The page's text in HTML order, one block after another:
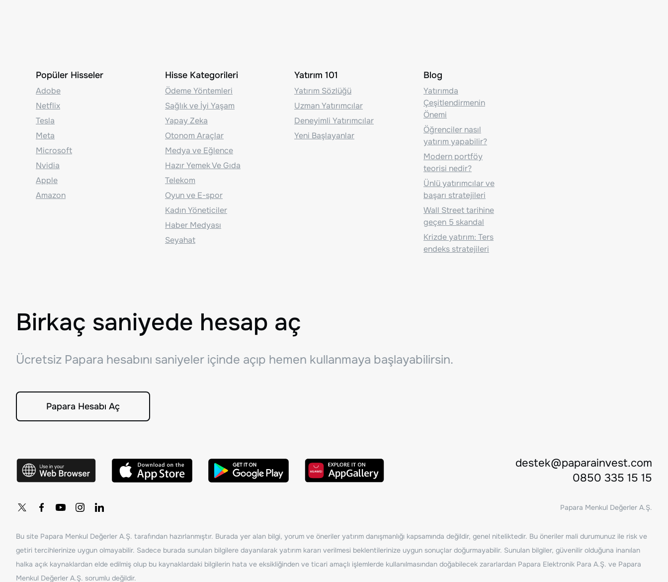
Popüler Hisseler
Adobe
Netflix
Tesla
Meta
Microsoft
Nvidia
Apple
Amazon
Hisse Kategorileri
Ödeme Yöntemleri
Sağlık ve İyi Yaşam
Yapay Zeka
Otonom Araçlar
Medya ve Eğlence
Hazır Yemek Ve Gıda
Telekom
Oyun ve E-spor
Kadın Yöneticiler
Haber Medyası
Seyahat
Yatırım 101
Yatırım Sözlüğü
Uzman Yatırımcılar
Deneyimli Yatırımcılar
Yeni Başlayanlar
Blog
Yatırımda
Çeşitlendirmenin
Önemi
Öğrenciler nasıl
yatırım yapabilir?
Modern portföy
teorisi nedir?
Ünlü yatırımcılar ve
başarı stratejileri
Wall Street tarihine
geçen 5 skandal
Krizde yatırım: Ters
endeks stratejileri
Birkaç saniyede hesap aç
Ücretsiz Papara hesabını saniyeler içinde açıp hemen kullanmaya başlayabilirsin.
Papara Hesabı Aç
destek@paparainvest.com
0850 335 15 15
Papara Menkul Değerler A.Ş.
Bu site Papara Menkul Değerler A.Ş. tarafından hazırlanmıştır. Burada yer alan bilgi, yorum ve öneriler yatırım danışmanlığı kapsamında değildir, genel niteliktedir. Bu öneriler mali durumunuz ile risk ve
getiri tercihlerinize uygun olmayabilir. Sadece burada sunulan bilgilere dayanılarak yatırım kararı verilmesi beklentilerinize uygun sonuçlar doğurmayabilir. Sunulan bilgiler, güvenilir olduğuna inanılan
halka açık kaynaklardan elde edilmiş olup bu kaynaklardaki bilgilerin hata ve eksikliğinden ve ticari amaçlı işlemlerde kullanılmasından doğabilecek zararlardan Papara Elektronik Para A.Ş. ve Papara
Menkul Değerler A.Ş. sorumlu değildir.